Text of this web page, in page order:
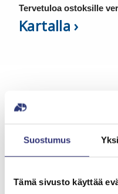
Suostumus
Tämä sivusto käyttää
Tervetuloa ostoksille
Kartalla